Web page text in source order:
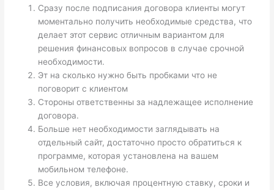
Сразу после подписания договора клиенты могут
моментально получить необходимые средства, что
делает этот сервис отличным вариантом для
решения финансовых вопросов в случае срочной
необходимости.
Эт на сколько нужно быть пробками что не
поговорит с клиентом
Стороны ответственны за надлежащее исполнение
договора.
Больше нет необходимости заглядывать на
отдельный сайт, достаточно просто обратиться к
программе, которая установлена на вашем
мобильном телефоне.
Все условия, включая процентную ставку, сроки и